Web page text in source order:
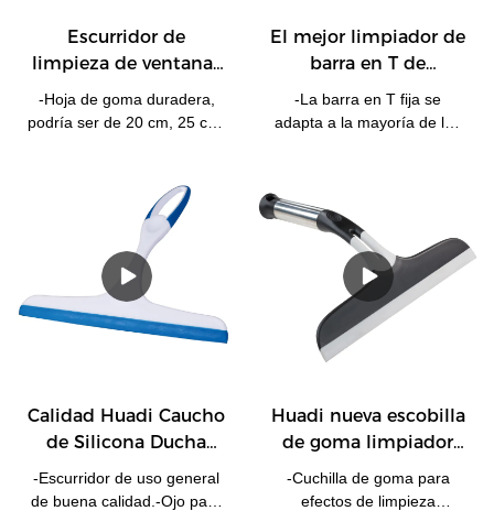
Escurridor de
limpieza de ventanas
eficiente Huadi, varios
tamaños, 20 cm, 25
-Hoja de goma duradera,
podría ser de 20 cm, 25 cm,
cómodo.-Perfecto para
cualquier mampara/azulejos
de ducha de baño de
ventanas.
El mejor limpiador de
barra en T de
microfibra Magic
Window Washer de
-La barra en T fija se
adapta a la mayoría de los
calidad con cierre de velcro
para lavar y cambiar
fácilmente.-Gran arandela
de uso general para
ventanas y paredes lisas,
etc.-Microfibra absorbente
lavable a máquina.
Calidad Huadi Caucho
de Silicona Ducha
Cristal Ventana
Escobilla de goma
-Escurridor de uso general
de buena calidad.-Ojo para
Huadi nueva escobilla
de goma limpiador
de ventanas escobilla
de ducha escobilla de
-Cuchilla de goma para
efectos de limpieza